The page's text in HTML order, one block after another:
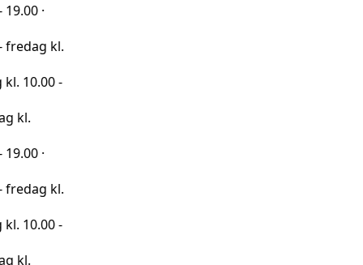
kl.
-
kl.
-